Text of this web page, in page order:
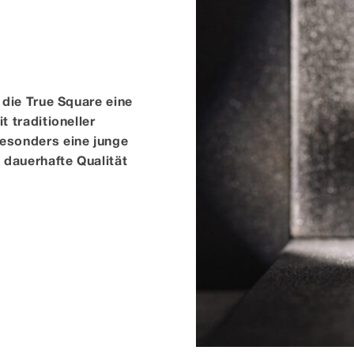
True Square eine
traditioneller
eine junge
Qualität